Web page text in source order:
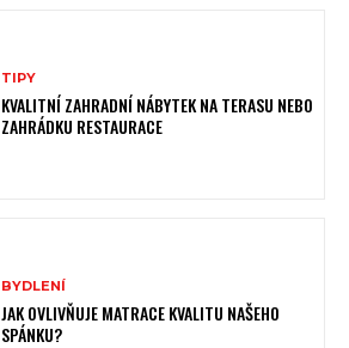
TIPY
KVALITNÍ ZAHRADNÍ NÁBYTEK NA TERASU NEBO
ZAHRÁDKU RESTAURACE
BYDLENÍ
JAK OVLIVŇUJE MATRACE KVALITU NAŠEHO
SPÁNKU?